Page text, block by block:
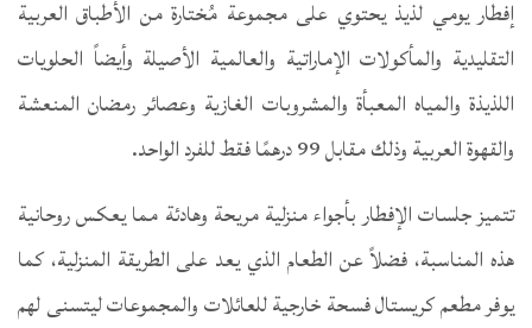
إفطار يومي لذيذ يحتوي على مجموعة مُختارة من الأطباق العربية
التقليدية والمأكولات الإماراتية والعالمية الأصيلة وأيضاً الحلويات
اللذيذة والمياه المعبأة والمشروبات الغازية وعصائر رمضان المنعشة
والقهوة العربية وذلك مقابل 99 درهمًا فقط للفرد الواحد.
تتميز جلسات الإفطار بأجواء منزلية مريحة وهادئة مما يعكس روحانية
هذه المناسبة، فضلاً عن الطعام الذي يعد على الطريقة المنزلية، كما
يوفر مطعم كريستال فسحة خارجية للعائلات والمجموعات ليتسنى لهم